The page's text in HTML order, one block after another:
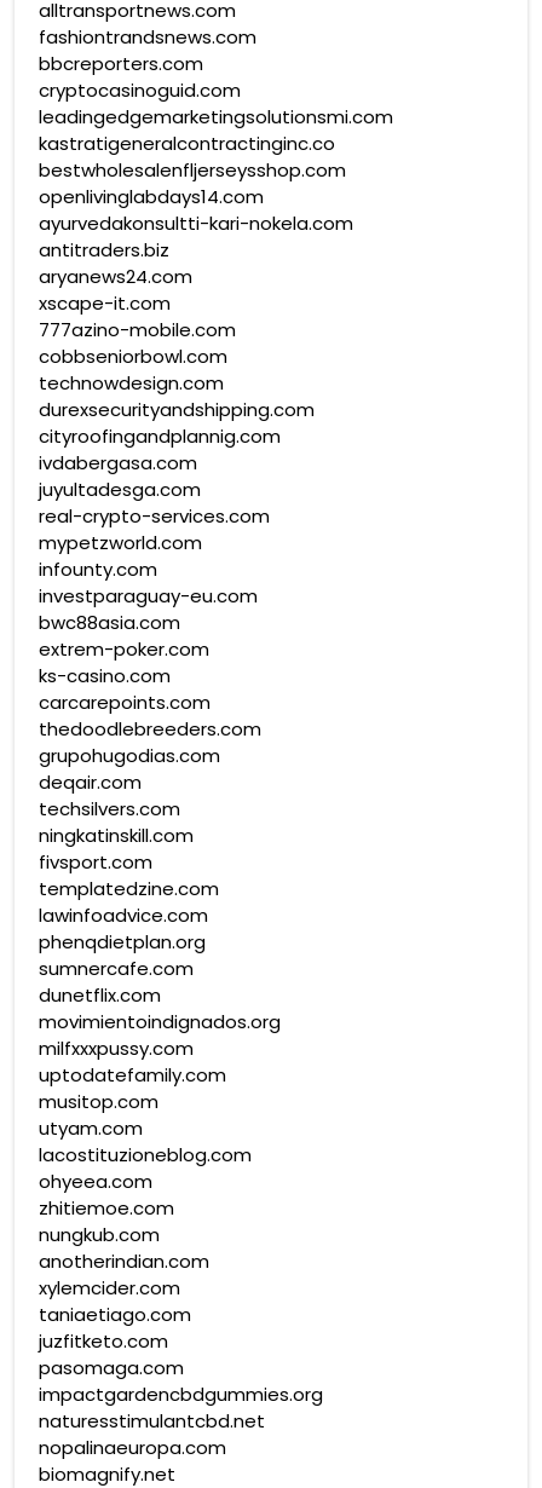
alltransportnews.com
fashiontrandsnews.com
bbcreporters.com
cryptocasinoguid.com
leadingedgemarketingsolutionsmi.com
kastratigeneralcontractinginc.co
bestwholesalenfljerseysshop.com
openlivinglabdays14.com
ayurvedakonsultti-kari-nokela.com
antitraders.biz
aryanews24.com
xscape-it.com
777azino-mobile.com
cobbseniorbowl.com
technowdesign.com
durexsecurityandshipping.com
cityroofingandplannig.com
ivdabergasa.com
juyultadesga.com
real-crypto-services.com
mypetzworld.com
infounty.com
investparaguay-eu.com
bwc88asia.com
extrem-poker.com
ks-casino.com
carcarepoints.com
thedoodlebreeders.com
grupohugodias.com
deqair.com
techsilvers.com
ningkatinskill.com
fivsport.com
templatedzine.com
lawinfoadvice.com
phenqdietplan.org
sumnercafe.com
dunetflix.com
movimientoindignados.org
milfxxxpussy.com
uptodatefamily.com
musitop.com
utyam.com
lacostituzioneblog.com
ohyeea.com
zhitiemoe.com
nungkub.com
anotherindian.com
xylemcider.com
taniaetiago.com
juzfitketo.com
pasomaga.com
impactgardencbdgummies.org
naturesstimulantcbd.net
nopalinaeuropa.com
biomagnify.net